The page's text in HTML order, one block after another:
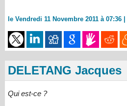
le Vendredi 11 Novembre 2011 à 07:36
DELETANG Jacques
Qui est-ce ?